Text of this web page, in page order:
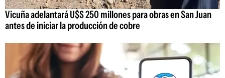
Vicuña adelantará U$S 250 millones para obras en San Juan
antes de iniciar la producción de cobre